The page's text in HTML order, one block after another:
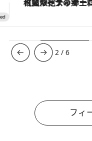
ヴァシュロン・コンスタンタン「オーヴァーシーズ・オート
3 /6
フィ